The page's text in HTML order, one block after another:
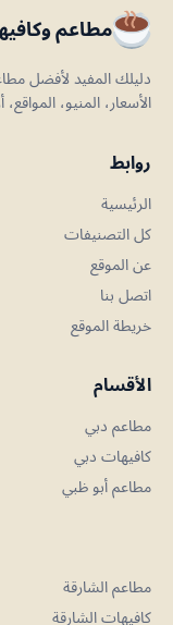
مطاعم
دليلك المفيد لأفضل
الأسعار، المنيو،
روابط
الرئيسية
كل التصنيفات
عن الموقع
اتصل بنا
خريطة الموقع
الأقسام
مطاعم دبي
كافيهات دبي
مطاعم أبو ظبي
مطاعم الشارقة
كافيهات الشارقة